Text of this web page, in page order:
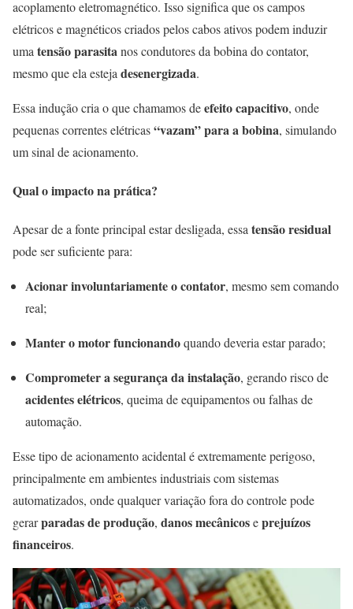
acoplamento eletromagnético. Isso significa que os campos
elétricos e magnéticos criados pelos cabos ativos podem induzir
uma tensão parasitanos condutores da bobina do contator,
mesmo que ela esteja desenergizada.
Essa indução cria o que chamamos deefeito capacitivo, onde
pequenas correntes elétricas“vazam” para a bobina, simulando
um sinal de acionamento.
Qual o impacto na prática?
Apesar de a fonte principal estar desligada, essatensão residual
pode ser suficiente para:
Acionar involuntariamente o contator, mesmo sem comando
real;
Manter o motor funcionandoquando deveria estar parado;
Comprometer a segurança da instalação, gerando risco de
acidentes elétricos, queima de equipamentos ou falhas de
automação.
Esse tipo de acionamento acidental é extremamente perigoso,
principalmente em ambientes industriais com sistemas
automatizados, onde qualquer variação fora do controle pode
gerarparadas de produção, danos mecânicoseprejuízos
financeiros.